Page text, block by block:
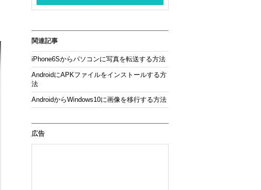
関連記事
iPhone6Sからパソコンに写真を転送する方法
AndroidにAPKファイルをインストールする方
法
AndroidからWindows10に画像を移行する方法
広告